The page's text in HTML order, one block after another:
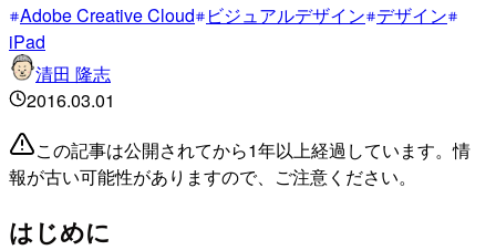
Adobe Creative Cloud ビジュアルデザイン デザイン
iPad
清田 隆志
2016.03.01
この記事は公開されてから1年以上経過しています。情
報が古い可能性がありますので、ご注意ください。
はじめに